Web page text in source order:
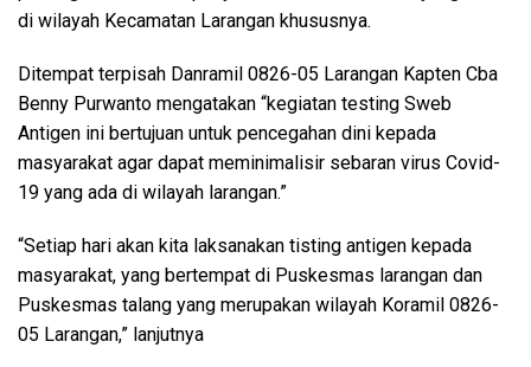
di wilayah Kecamatan Larangan khususnya.
Ditempat terpisah Danramil 0826-05 Larangan Kapten Cba
Benny Purwanto mengatakan “kegiatan testing Sweb
Antigen ini bertujuan untuk pencegahan dini kepada
masyarakat agar dapat meminimalisir sebaran virus Covid-
19 yang ada di wilayah larangan.”
“Setiap hari akan kita laksanakan tisting antigen kepada
masyarakat, yang bertempat di Puskesmas larangan dan
Puskesmas talang yang merupakan wilayah Koramil 0826-
05 Larangan,” lanjutnya